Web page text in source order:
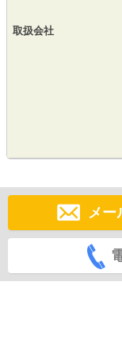
取扱会社
メー